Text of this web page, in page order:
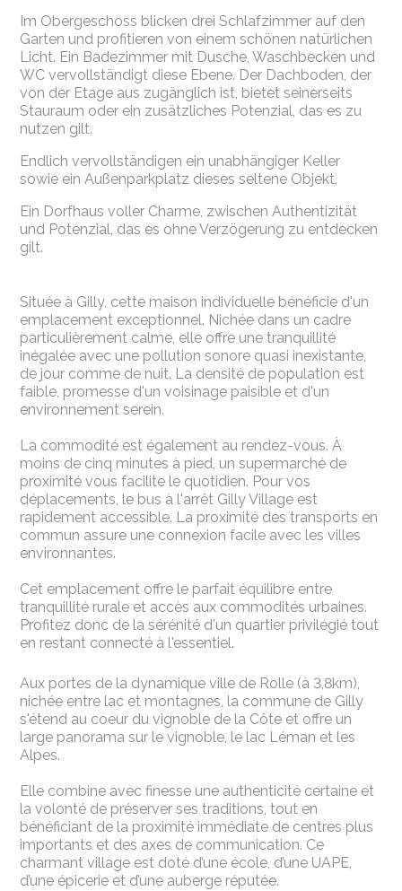
Im Obergeschoss blicken drei Schlafzimmer auf den
Garten und profitieren von einem schönen natürlichen
Licht. Ein Badezimmer mit Dusche, Waschbecken und
WC vervollständigt diese Ebene. Der Dachboden, der
von der Etage aus zugänglich ist, bietet seinerseits
Stauraum oder ein zusätzliches Potenzial, das es zu
nutzen gilt.
Endlich vervollständigen ein unabhängiger Keller
sowie ein Außenparkplatz dieses seltene Objekt.
Ein Dorfhaus voller Charme, zwischen Authentizität
und Potenzial, das es ohne Verzögerung zu entdecken
gilt.
Située à Gilly, cette maison individuelle bénéficie d'un
emplacement exceptionnel. Nichée dans un cadre
particulièrement calme, elle offre une tranquillité
inégalée avec une pollution sonore quasi inexistante,
de jour comme de nuit. La densité de population est
faible, promesse d'un voisinage paisible et d'un
environnement serein.
La commodité est également au rendez-vous. À
moins de cinq minutes à pied, un supermarché de
proximité vous facilite le quotidien. Pour vos
déplacements, le bus à l'arrêt Gilly Village est
rapidement accessible. La proximité des transports en
commun assure une connexion facile avec les villes
environnantes.
Cet emplacement offre le parfait équilibre entre
tranquillité rurale et accès aux commodités urbaines.
Profitez donc de la sérénité d'un quartier privilégié tout
en restant connecté à l'essentiel.
Aux portes de la dynamique ville de Rolle (à 3,8km),
nichée entre lac et montagnes, la commune de Gilly
s'étend au coeur du vignoble de la Côte et offre un
large panorama sur le vignoble, le lac Léman et les
Alpes.
Elle combine avec finesse une authenticité certaine et
la volonté de préserver ses traditions, tout en
bénéficiant de la proximité immédiate de centres plus
importants et des axes de communication. Ce
charmant village est doté d’une école, d’une UAPE,
d’une épicerie et d’une auberge réputée.